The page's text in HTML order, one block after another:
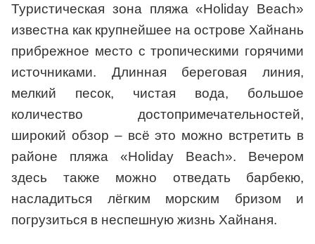
Туристическая зона пляжа «Holiday Beach»
известна как крупнейшее на острове Хайнань
прибрежное место с тропическими горячими
источниками. Длинная береговая линия,
мелкий песок, чистая вода, большое
количество достопримечательностей,
широкий обзор – всё это можно встретить в
районе пляжа «Holiday Beach». Вечером
здесь также можно отведать барбекю,
насладиться лёгким морским бризом и
погрузиться в неспешную жизнь Хайнаня.